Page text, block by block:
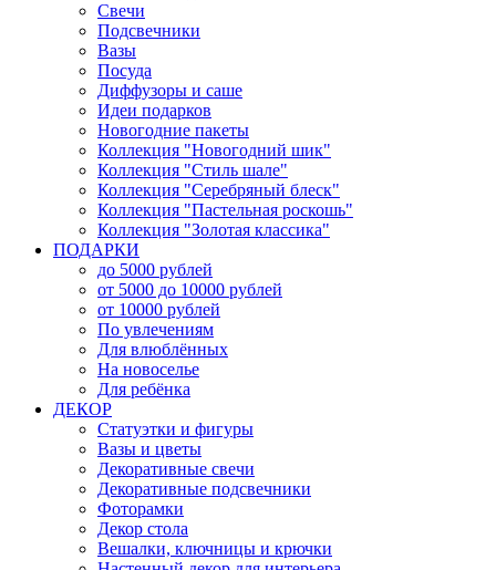
Свечи
Подсвечники
Вазы
Посуда
Диффузоры и саше
Идеи подарков
Новогодние пакеты
Коллекция "Новогодний шик"
Коллекция "Стиль шале"
Коллекция "Серебряный блеск"
Коллекция "Пастельная роскошь"
Коллекция "Золотая классика"
ПОДАРКИ
до 5000 рублей
от 5000 до 10000 рублей
от 10000 рублей
По увлечениям
Для влюблённых
На новоселье
Для ребёнка
ДЕКОР
Статуэтки и фигуры
Вазы и цветы
Декоративные свечи
Декоративные подсвечники
Фоторамки
Декор стола
Вешалки, ключницы и крючки